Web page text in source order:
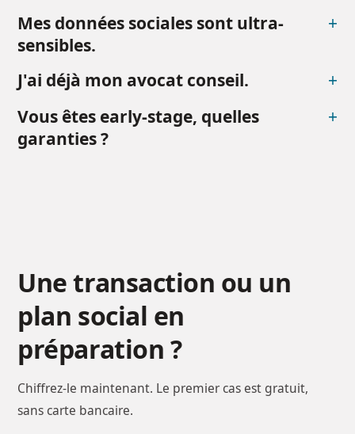
Mes données sociales sont ultra-
sensibles.
+
J'ai déjà mon avocat conseil.
+
Vous êtes early-stage, quelles
garanties ?
+
Une transaction ou un
plan social en
préparation ?
Chiffrez-le maintenant. Le premier cas est gratuit,
sans carte bancaire.